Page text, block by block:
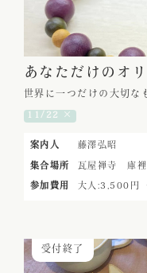
あなただけのオ
世界に一つだけの大切な
11/22 ×
案内人 藤澤弘昭
集合場所 瓦屋禅寺 庫裡
参加費用 大人:3,500円
受付終了